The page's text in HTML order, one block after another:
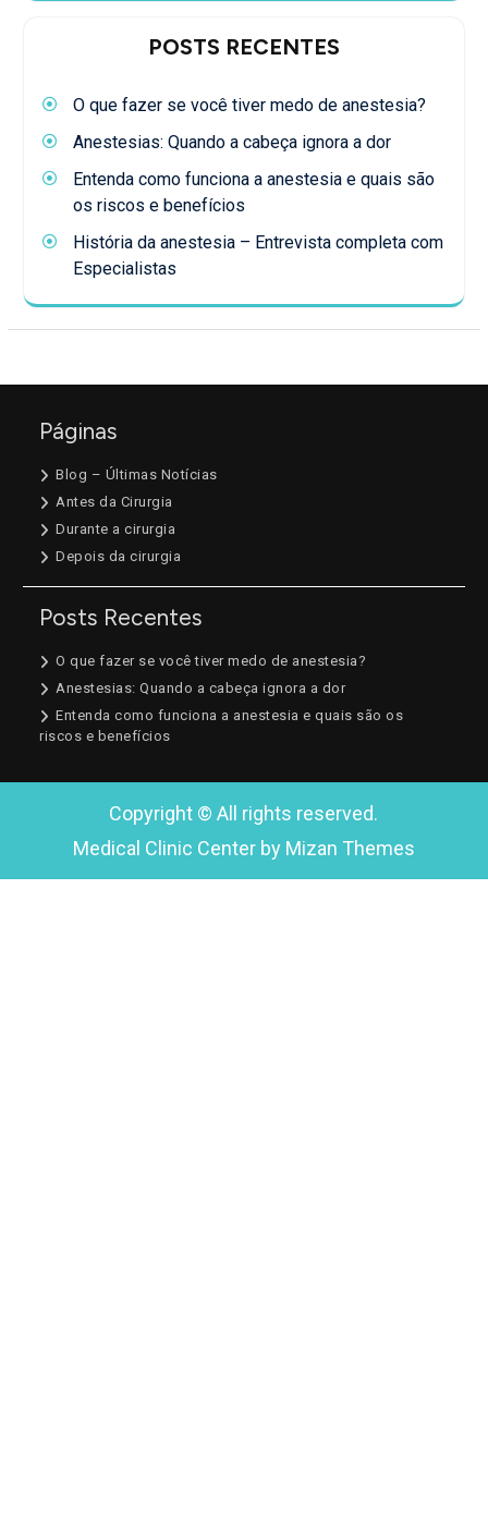
POSTS RECENTES
O que fazer se você tiver medo de anestesia?
Anestesias: Quando a cabeça ignora a dor
Entenda como funciona a anestesia e quais são
os riscos e benefícios
História da anestesia – Entrevista completa com
Especialistas
Páginas
Blog – Últimas Notícias
Antes da Cirurgia
Durante a cirurgia
Depois da cirurgia
Posts Recentes
O que fazer se você tiver medo de anestesia?
Anestesias: Quando a cabeça ignora a dor
Entenda como funciona a anestesia e quais são os
riscos e benefícios
Copyright © All rights reserved.
Medical Clinic Center by Mizan Themes